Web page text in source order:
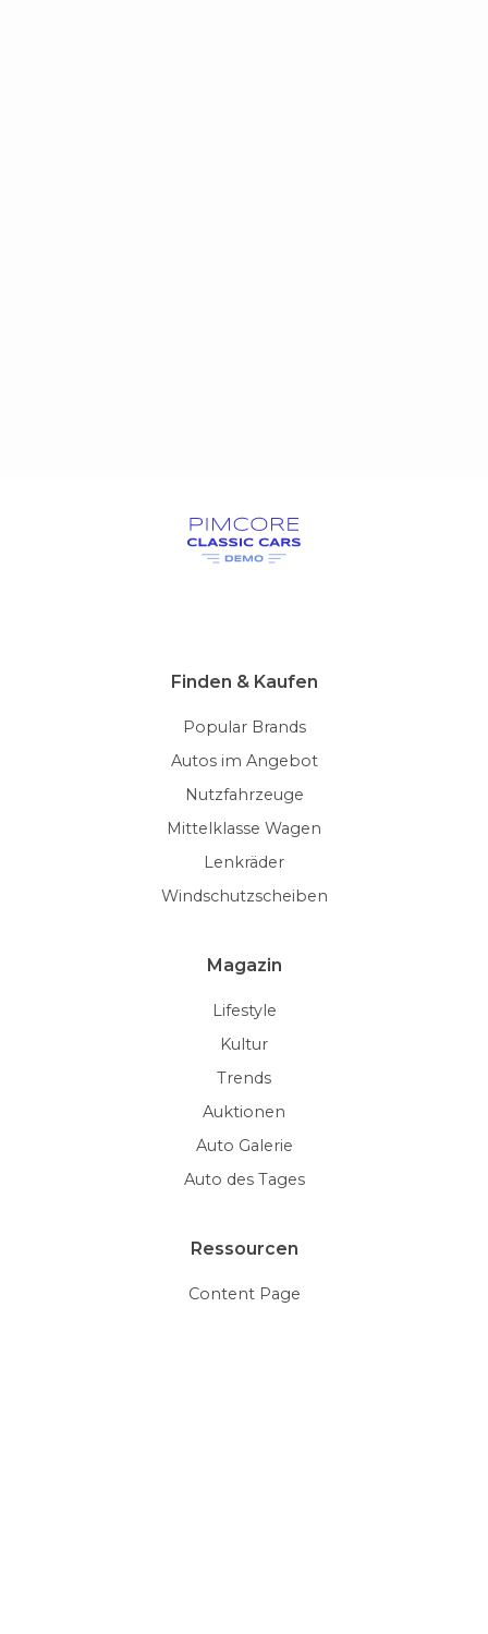
Finden & Kaufen
Popular Brands
Autos im Angebot
Nutzfahrzeuge
Mittelklasse Wagen
Lenkräder
Windschutzscheiben
Magazin
Lifestyle
Kultur
Trends
Auktionen
Auto Galerie
Auto des Tages
Ressourcen
Content Page